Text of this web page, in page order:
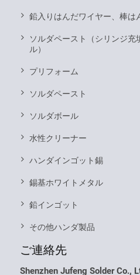
鉛入りはんだワイヤー、棒は
ソルダペースト（シリンジ充
ル）
プリフォーム
ソルダペースト
ソルダボール
水性クリーナー
ハンダインゴット錫
錫基ホワイトメタル
鉛インゴット
その他ハンダ製品
ご連絡先
Shenzhen Jufeng Solder Co.,